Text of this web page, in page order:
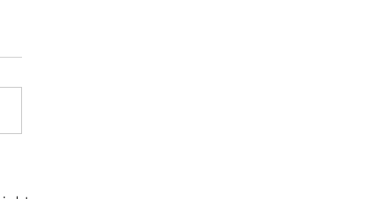
três vitórias e três